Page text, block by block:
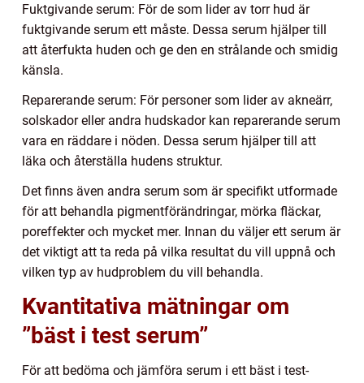
Fuktgivande serum: För de som lider av torr hud är
fuktgivande serum ett måste. Dessa serum hjälper till
att återfukta huden och ge den en strålande och smidig
känsla.
Reparerande serum: För personer som lider av akneärr,
solskador eller andra hudskador kan reparerande serum
vara en räddare i nöden. Dessa serum hjälper till att
läka och återställa hudens struktur.
Det finns även andra serum som är specifikt utformade
för att behandla pigmentförändringar, mörka fläckar,
poreffekter och mycket mer. Innan du väljer ett serum är
det viktigt att ta reda på vilka resultat du vill uppnå och
vilken typ av hudproblem du vill behandla.
Kvantitativa mätningar om
”bäst i test serum”
För att bedöma och jämföra serum i ett bäst i test-